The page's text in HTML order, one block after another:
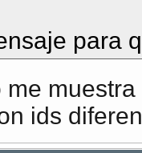
para
ids